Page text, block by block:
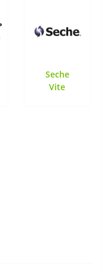
Seche
Vite